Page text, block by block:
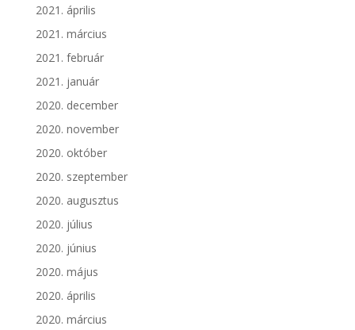
2021. április
2021. március
2021. február
2021. január
2020. december
2020. november
2020. október
2020. szeptember
2020. augusztus
2020. július
2020. június
2020. május
2020. április
2020. március